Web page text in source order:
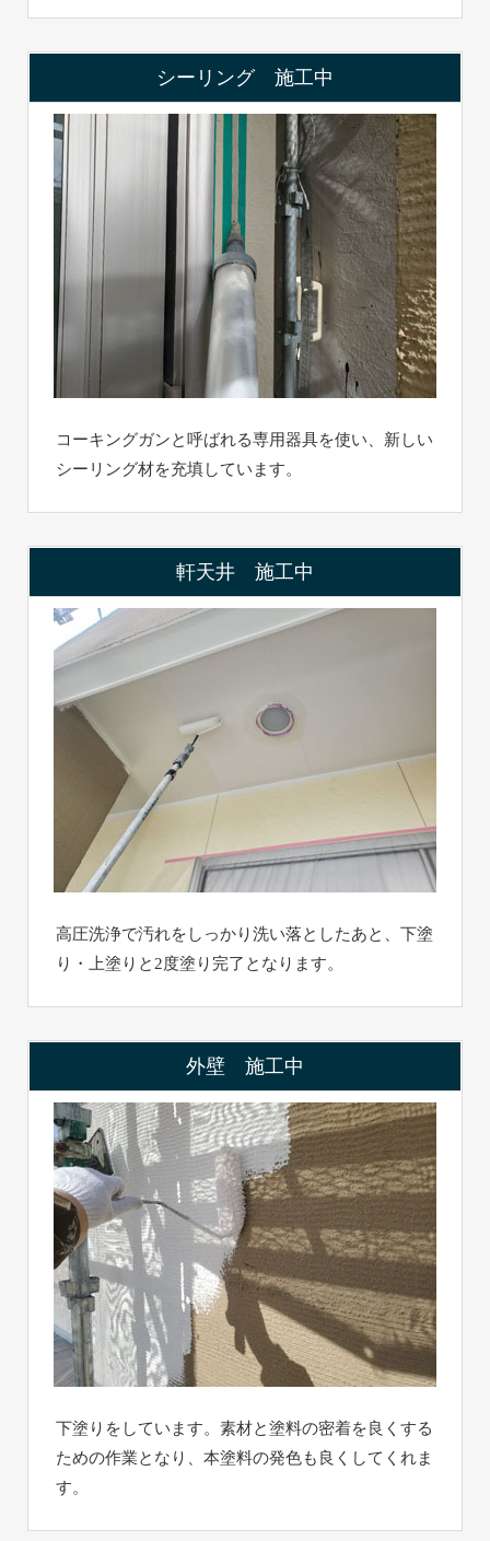
シーリング 施工中
コーキングガンと呼ばれる専用器具を使い、新しい
シーリング材を充填しています。
軒天井 施工中
高圧洗浄で汚れをしっかり洗い落としたあと、下塗
り・上塗りと2度塗り完了となります。
外壁 施工中
下塗りをしています。素材と塗料の密着を良くする
ための作業となり、本塗料の発色も良くしてくれま
す。